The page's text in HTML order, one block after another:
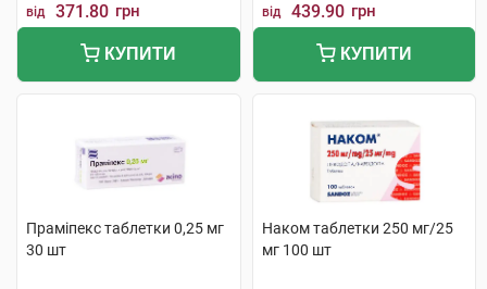
від 371.80 грн
КУПИТИ
від 439.90 грн
КУПИТИ
Праміпекс таблетки 0,25 мг
30 шт
Наком таблетки 250 мг/25
мг 100 шт